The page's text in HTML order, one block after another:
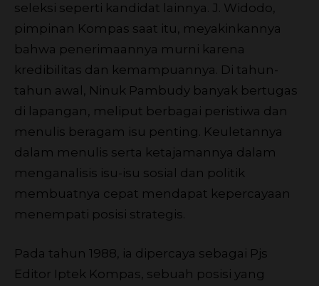
seleksi seperti kandidat lainnya. J. Widodo,
pimpinan Kompas saat itu, meyakinkannya
bahwa penerimaannya murni karena
kredibilitas dan kemampuannya. Di tahun-
tahun awal, Ninuk Pambudy banyak bertugas
di lapangan, meliput berbagai peristiwa dan
menulis beragam isu penting. Keuletannya
dalam menulis serta ketajamannya dalam
menganalisis isu-isu sosial dan politik
membuatnya cepat mendapat kepercayaan
menempati posisi strategis.
Pada tahun 1988, ia dipercaya sebagai Pjs
Editor Iptek Kompas, sebuah posisi yang